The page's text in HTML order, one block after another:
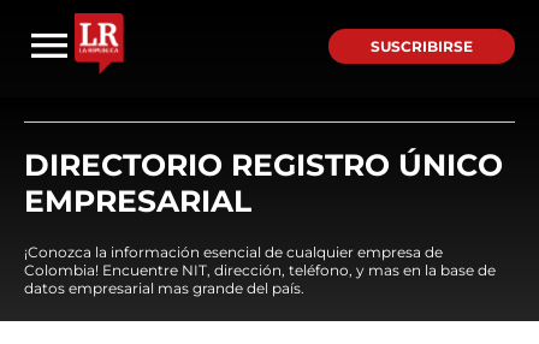
SUSCRIBIRSE
DIRECTORIO REGISTRO ÚNICO
EMPRESARIAL
¡Conozca la información esencial de cualquier empresa de
Colombia! Encuentre NIT, dirección, teléfono, y mas en la base de
datos empresarial mas grande del país.